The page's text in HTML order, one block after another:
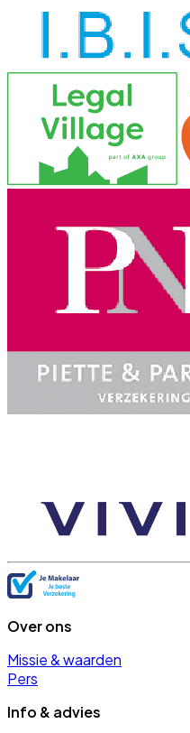
Over ons
Missie & waarden
Pers
Info & advies